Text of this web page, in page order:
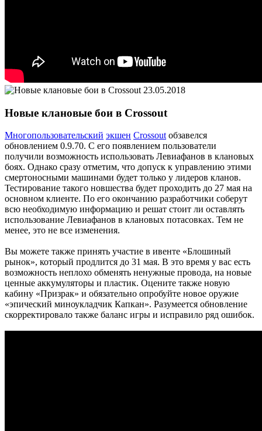
23.05.2018
Новые клановые бои в Crossout
Многопользовательский экшен Crossout обзавелся
обновлением 0.9.70. С его появлением пользователи
получили возможность использовать Левиафанов в клановых
боях. Однако сразу отметим, что допуск к управлению этими
смертоносными машинами будет только у лидеров кланов.
Тестирование такого новшества будет проходить до 27 мая на
основном клиенте. По его окончанию разработчики соберут
всю необходимую информацию и решат стоит ли оставлять
использование Левиафанов в клановых потасовках. Тем не
менее, это не все изменения.
Вы можете также принять участие в ивенте «Блошиный
рынок», который продлится до 31 мая. В это время у вас есть
возможность неплохо обменять ненужные провода, на новые
ценные аккумуляторы и пластик. Оцените также новую
кабину «Призрак» и обязательно опробуйте новое оружие
«эпический миноукладчик Капкан». Разумеется обновление
скорректировало также баланс игры и исправило ряд ошибок.